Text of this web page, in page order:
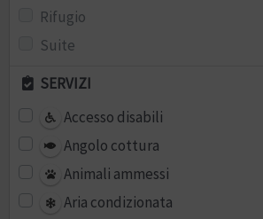
Rifugio
Suite
SERVIZI
Accesso disabili
Angolo cottura
Animali ammessi
Aria condizionata